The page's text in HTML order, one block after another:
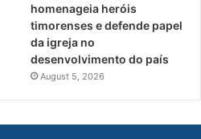
homenageia heróis
timorenses e defende papel
da igreja no
desenvolvimento do país
August 5, 2026